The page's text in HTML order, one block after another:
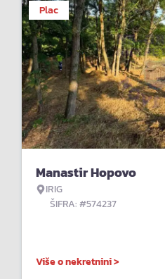
Plac
Manastir Hopovo
IRIG
ŠIFRA: #574237
Više o nekretnini >